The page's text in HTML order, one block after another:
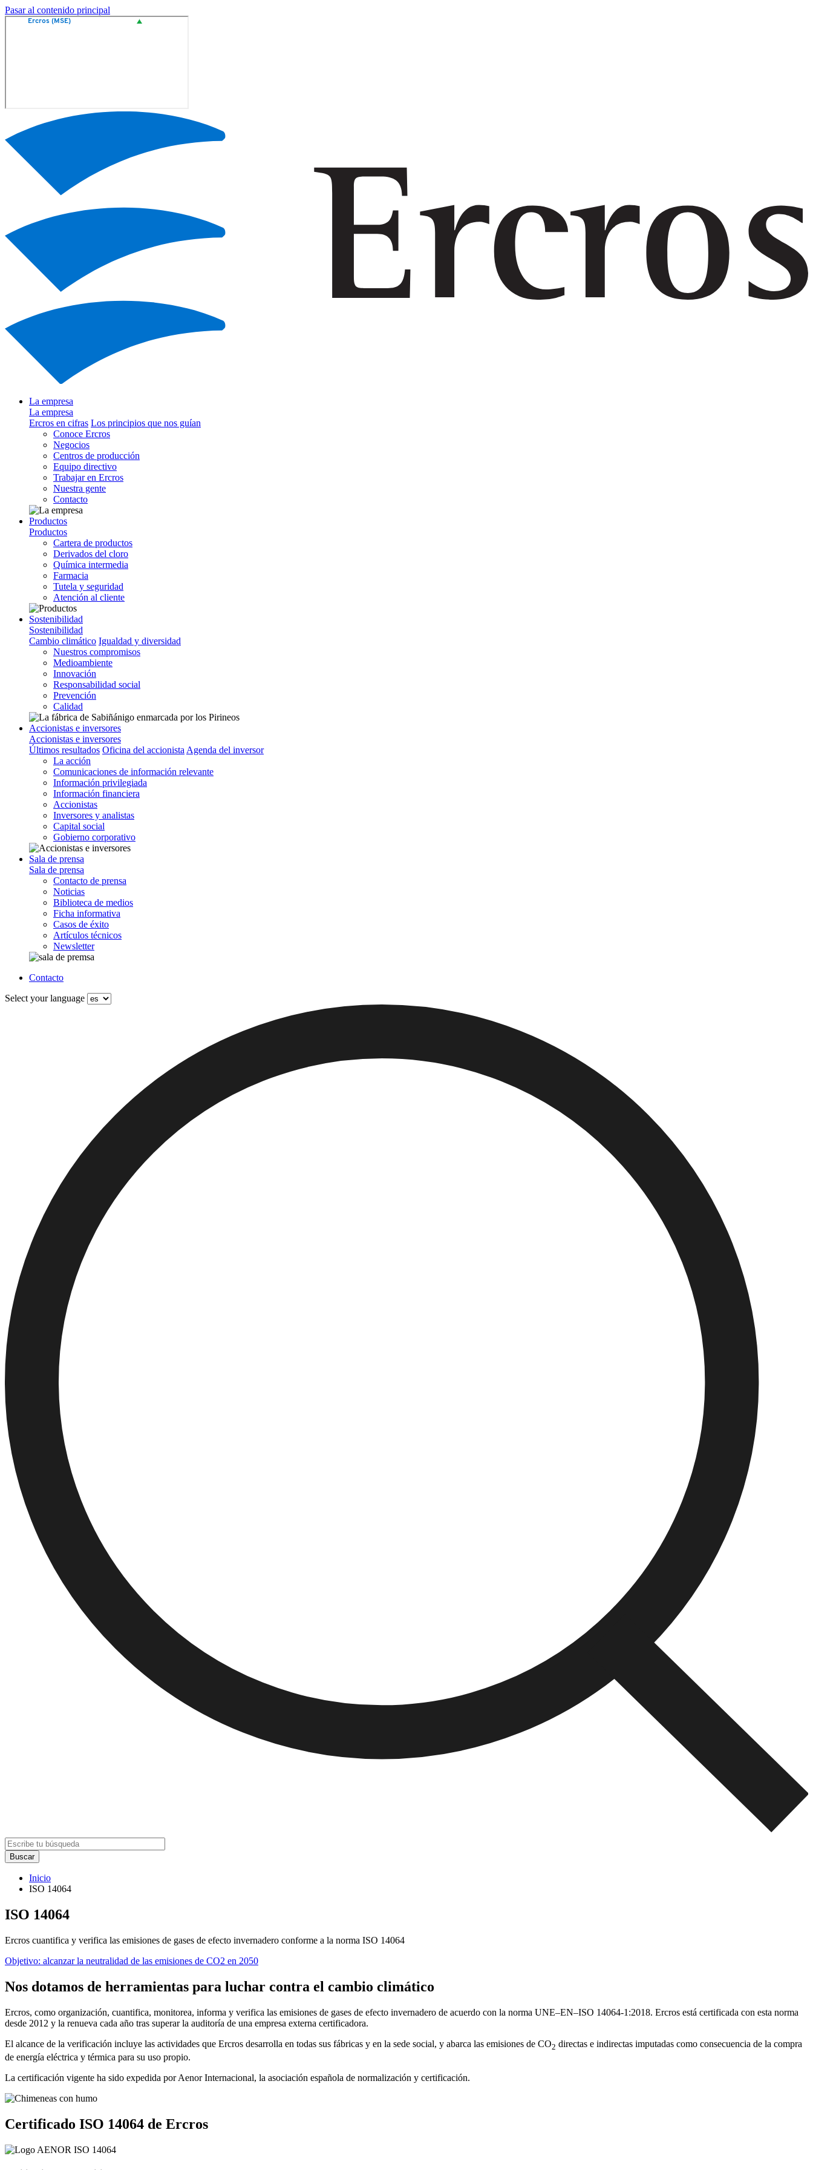
Pasar al contenido principal
La empresa
La empresa
Ercros en cifras Los principios que nos guían
Conoce Ercros
Negocios
Centros de producción
Equipo directivo
Trabajar en Ercros
Nuestra gente
Contacto
Productos
Productos
Cartera de productos
Derivados del cloro
Química intermedia
Farmacia
Tutela y seguridad
Atención al cliente
Sostenibilidad
Sostenibilidad
Cambio climático Igualdad y diversidad
Nuestros compromisos
Medioambiente
Innovación
Responsabilidad social
Prevención
Calidad
Accionistas e inversores
Accionistas e inversores
Últimos resultados Oficina del accionista Agenda del inversor
La acción
Comunicaciones de información relevante
Información privilegiada
Información financiera
Accionistas
Inversores y analistas
Capital social
Gobierno corporativo
Sala de prensa
Sala de prensa
Contacto de prensa
Noticias
Biblioteca de medios
Ficha informativa
Casos de éxito
Artículos técnicos
Newsletter
Contacto
Select your language
Inicio
ISO 14064
ISO 14064
Ercros cuantifica y verifica las emisiones de gases de efecto invernadero conforme a la norma ISO 14064
Objetivo: alcanzar la neutralidad de las emisiones de CO2 en 2050
Nos dotamos de herramientas para luchar contra el cambio climático
Ercros, como organización, cuantifica, monitorea, informa y verifica las emisiones de gases de efecto invernadero de acuerdo con la norma UNE–EN–ISO 14064-1:2018. Ercros está certificada con esta norma
desde 2012 y la renueva cada año tras superar la auditoría de una empresa externa certificadora.
El alcance de la verificación incluye las actividades que Ercros desarrolla en todas sus fábricas y en la sede social, y abarca las emisiones de CO2 directas e indirectas imputadas como consecuencia de la compra
de energía eléctrica y térmica para su uso propio.
La certificación vigente ha sido expedida por Aenor Internacional, la asociación española de normalización y certificación.
Certificado ISO 14064 de Ercros